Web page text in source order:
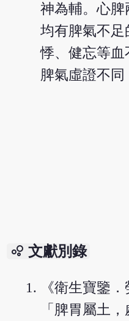
神為輔。心
均有脾氣不
悸、健忘等
脾氣虛證不同
bubble_chart 文獻別錄
《衛生寶鑒
「脾胃屬土